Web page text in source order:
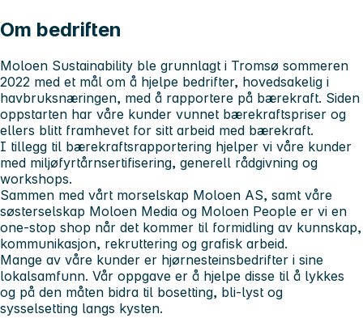
Om bedriften
Moloen Sustainability ble grunnlagt i Tromsø sommeren
2022 med et mål om å hjelpe bedrifter, hovedsakelig i
havbruksnæringen, med å rapportere på bærekraft. Siden
oppstarten har våre kunder vunnet bærekraftspriser og
ellers blitt framhevet for sitt arbeid med bærekraft.
I tillegg til bærekraftsrapportering hjelper vi våre kunder
med miljøfyrtårnsertifisering, generell rådgivning og
workshops.
Sammen med vårt morselskap Moloen AS, samt våre
søsterselskap Moloen Media og Moloen People er vi en
one-stop shop når det kommer til formidling av kunnskap,
kommunikasjon, rekruttering og grafisk arbeid.
Mange av våre kunder er hjørnesteinsbedrifter i sine
lokalsamfunn. Vår oppgave er å hjelpe disse til å lykkes
og på den måten bidra til bosetting, bli-lyst og
sysselsetting langs kysten.